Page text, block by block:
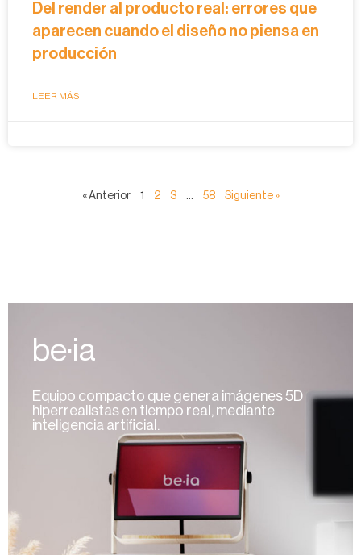
Del render al producto real: errores que
aparecen cuando el diseño no piensa en
producción
LEER MÁS
« Anterior 1 2 3 … 58 Siguiente »
be·ia
Equipo compacto que genera imágenes 5D
hiperrealistas en tiempo real, mediante
inteligencia artificial.